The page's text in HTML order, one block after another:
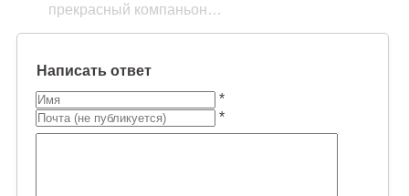
прекрасный компаньон…
Написать ответ
*
*